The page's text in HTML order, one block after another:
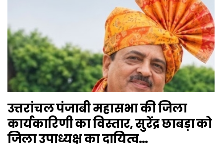
उत्तरांचल पंजाबी महासभा की जिला
कार्यकारिणी का विस्तार, सुरेंद्र छाबड़ा को
जिला उपाध्यक्ष का दायित्व…